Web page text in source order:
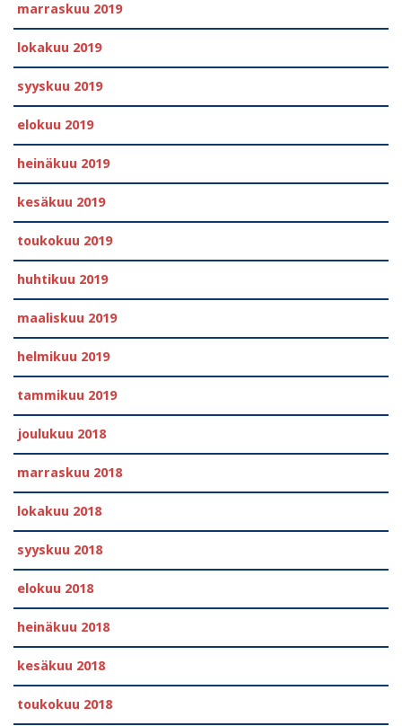
marraskuu 2019
lokakuu 2019
syyskuu 2019
elokuu 2019
heinäkuu 2019
kesäkuu 2019
toukokuu 2019
huhtikuu 2019
maaliskuu 2019
helmikuu 2019
tammikuu 2019
joulukuu 2018
marraskuu 2018
lokakuu 2018
syyskuu 2018
elokuu 2018
heinäkuu 2018
kesäkuu 2018
toukokuu 2018